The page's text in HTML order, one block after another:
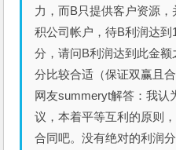
力，而B只提供客户资源
积公司帐户，待B利润达
分，请问B利润达到此金
分比较合适（保证双赢且
网友summeryt解答：我认
议，本着平等互利的原则
合同吧。没有绝对的利润